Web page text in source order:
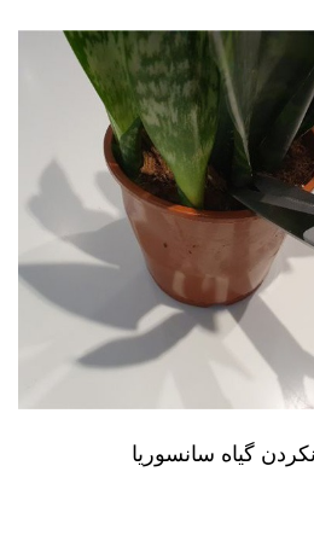
گیاه سانسوریا